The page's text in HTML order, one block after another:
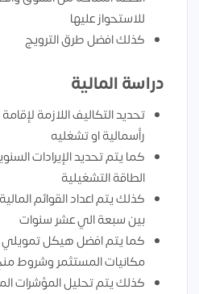
للاستحواز عليها
كذلك افضل طرق الترويج
دراسة المالية
تحديد التكاليف اللازمة
رأسمالية او تشغليه
كما يتم تحديد الإيرادات
الطاقة التشغيلية
كذلك يتم اعداد القوائم
بين سبعة الي عشر سنوات
كما يتم افضل هيكل
مكانيات المستثمر وشروط
كذلك يتم تحليل المؤشرات